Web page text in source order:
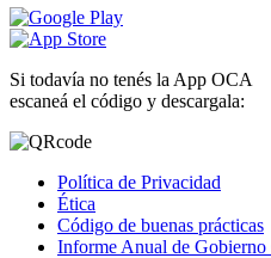
Si todavía no tenés la App OCA
escaneá el código y descargala:
Política de Privacidad
Ética
Código de buenas prácticas
Informe Anual de